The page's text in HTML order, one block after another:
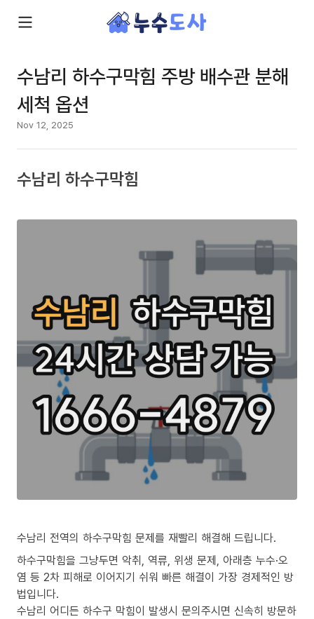
수남리 하수구막힘 주방 배수관 분해
세척 옵션
Nov 12, 2025
수남리 하수구막힘
수남리 전역의 하수구막힘 문제를 재빨리 해결해 드립니다.
하수구막힘을 그냥두면 악취, 역류, 위생 문제, 아래층 누수·오
염 등 2차 피해로 이어지기 쉬워 빠른 해결이 가장 경제적인 방
법입니다.
수남리 어디든 하수구 막힘이 발생시 문의주시면 신속히 방문하